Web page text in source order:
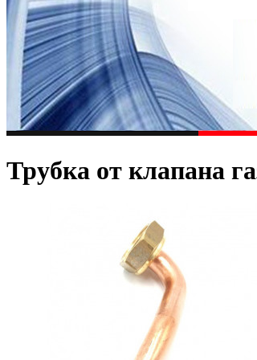
Трубка от клапана